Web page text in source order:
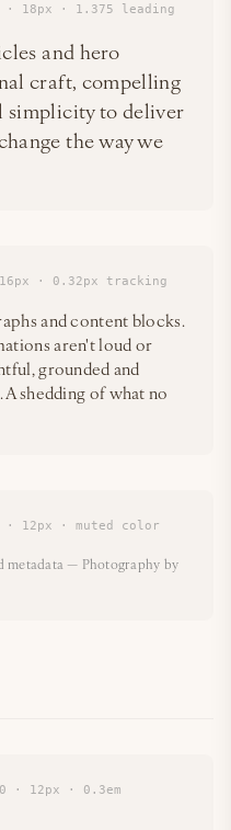
18px · 1.375 leading
and hero
craft, compelling
simplicity to deliver
the way we
· 0.32px tracking
and content blocks.
aren't loud or
grounded and
shedding of what no
12px · muted color
metadata — Photography by
· 12px · 0.3em